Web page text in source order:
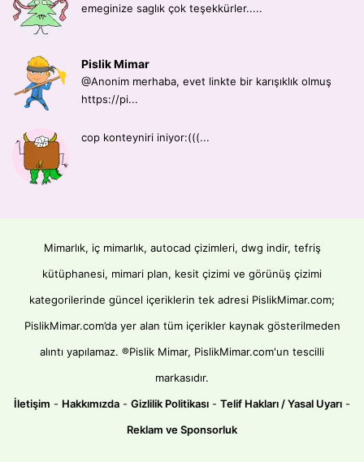
emeginize saglık çok teşekkürler.....
Pislik Mimar
@Anonim merhaba, evet linkte bir karışıklık olmuş
https://pi...
cop konteyniri iniyor:(((...
Mimarlık, iç mimarlık, autocad çizimleri, dwg indir, tefriş
kütüphanesi, mimari plan, kesit çizimi ve görünüş çizimi
kategorilerinde güncel içeriklerin tek adresi PislikMimar.com;
PislikMimar.com’da yer alan tüm içerikler kaynak gösterilmeden
alıntı yapılamaz. ®Pislik Mimar, PislikMimar.com'un tescilli
markasıdır.
İletişim - Hakkımızda - Gizlilik Politikası - Telif Hakları / Yasal Uyarı -
Reklam ve Sponsorluk